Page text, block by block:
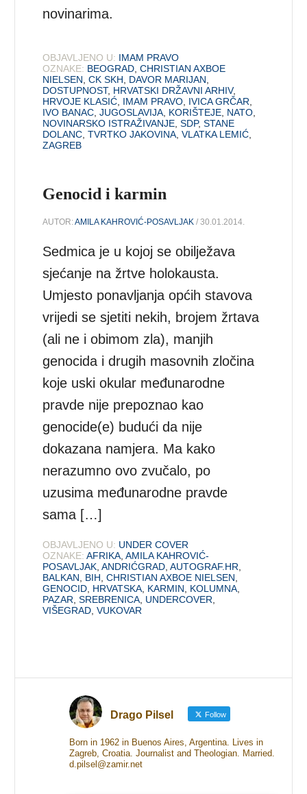
novinarima.
OBJAVLJENO U: IMAM PRAVO
OZNAKE: BEOGRAD ,CHRISTIAN AXBOE
NIELSEN ,CK SKH DAVOR MARIJAN
DOSTUPNOST, HRVATSKI DRŽAVNI ARHIV,
HRVOJE KLASIĆ IMAM PRAVO IVICA GRČAR
IVO BANAC ,JUGOSLAVIJA KORIŠTEJE NATO
NOVINARSKO ISTRAŽIVANJE ,SDP,STANE
DOLANC ,TVRTKO JAKOVINA ,VLATKA LEMIĆ
ZAGREB
Genocid i karmin
AUTOR:AMILA KAHROVIĆ-POSAVLJAK / 30.01.2014.
Sedmica je u kojoj se obilježava
sjećanje na žrtve holokausta.
Umjesto ponavljanja općih stavova
vrijedi se sjetiti nekih, brojem žrtava
(ali ne i obimom zla), manjih
genocida i drugih masovnih zločina
koje uski okular međunarodne
pravde nije prepoznao kao
genocide(e) budući da nije
dokazana namjera. Ma kako
nerazumno ovo zvučalo, po
uzusima međunarodne pravde
sama […]
OBJAVLJENO U: UNDER COVER
OZNAKE: AFRIKA ,AMILA KAHROVIĆ-
POSAVLJAK ,ANDRIĆGRAD ,AUTOGRAF.HR
BALKAN
BIH ,CHRISTIAN AXBOE NIELSEN
GENOCID HRVATSKA KARMIN KOLUMNA
PAZAR ,SREBRENICA UNDERCOVER
VIŠEGRAD ,VUKOVAR
Drago Pilsel Follow
Born in 1962 in Buenos Aires, Argentina. Lives in
Zagreb, Croatia. Journalist and Theologian. Married.
d.pilsel@zamir.net